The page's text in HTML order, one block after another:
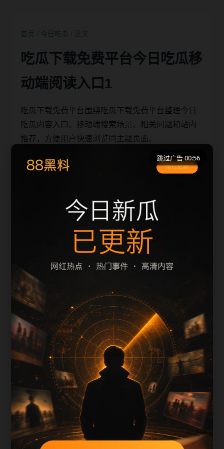
首页 今日吃瓜
吃瓜下载免费平台今日吃瓜移
动端阅读入口1
吃瓜下载免费平台围绕吃瓜下载免费平台整理今日
吃瓜内容入口、移动端搜索场景、相关问题和站内
推荐，方便用户快速浏览同主题页面。
吃瓜下载免费平台相关页面通常需要先判断标题、
摘要和栏目是否一致。本页围绕今日吃瓜整理阅读
入口，减少用户在手机端反复返回搜索结果的次
页面保留清晰的栏目路径、站内推荐和 sitemap 入
口，方便继续浏览同主题内容。
内容归集说明
吃瓜下载免费平台会按栏目持续补充新内容，标
题、description、正文摘要和图片说明保持同一主
题，避免无关词堆砌。
后续采集或 AI 生成内容时，每篇应不少于 650 字，
并配套主题图、alt/title 和同类推荐。
跳过广告 00:56